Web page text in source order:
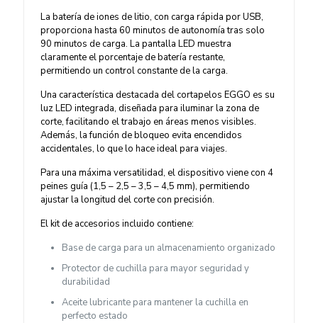
La batería de iones de litio, con carga rápida por USB,
proporciona hasta 60 minutos de autonomía tras solo
90 minutos de carga. La pantalla LED muestra
claramente el porcentaje de batería restante,
permitiendo un control constante de la carga.
Una característica destacada del cortapelos EGGO es su
luz LED integrada, diseñada para iluminar la zona de
corte, facilitando el trabajo en áreas menos visibles.
Además, la función de bloqueo evita encendidos
accidentales, lo que lo hace ideal para viajes.
Para una máxima versatilidad, el dispositivo viene con 4
peines guía (1,5 – 2,5 – 3,5 – 4,5 mm), permitiendo
ajustar la longitud del corte con precisión.
El kit de accesorios incluido contiene:
Base de carga para un almacenamiento organizado
Protector de cuchilla para mayor seguridad y
durabilidad
Aceite lubricante para mantener la cuchilla en
perfecto estado